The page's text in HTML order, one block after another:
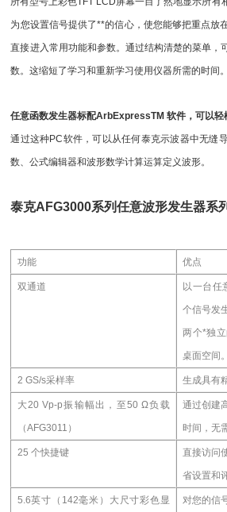
为您设置信号提供了**的信心，使您能够把重点放
直接进入常用功能和参数。通过结构清楚的菜单，
数。这缩短了学习和重新学习使用仪器所需的时间。
任意函数发生器标配ArbExpressTM 软件，可以轻
通过这种PC软件，可以从任何泰克示波器中无缝
数、公式编辑器和波形数学计算运算定义波形。
泰克AFG3000系列任意波形发生器系
功能 优点
双通道 以一台任
个信号发
两个*独
桌面空间。
2 GS/s采样率 生成具有
大20 Vp-p振输幅出，至50 Ω负载
（AFG3011）
通过创建
时间，无
25 个快捷键 直接访问
省设置和
5.6英寸（142毫米）大尺寸彩色显 对您的信